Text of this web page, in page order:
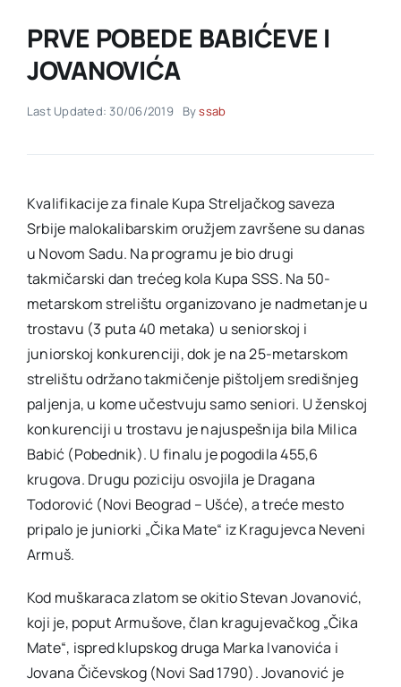
Akti SSAB
Kontakt
PRVE POBEDE BABIĆEVE I
JOVANOVIĆA
Last Updated: 30/06/2019 Byssab
Kvalifikacije za finale Kupa Streljačkog saveza
Srbije malokalibarskim oružjem završene su danas
u Novom Sadu. Na programu je bio drugi
takmičarski dan trećeg kola Kupa SSS. Na 50-
metarskom strelištu organizovano je nadmetanje u
trostavu (3 puta 40 metaka) u seniorskoj i
juniorskoj konkurenciji, dok je na 25-metarskom
strelištu održano takmičenje pištoljem središnjeg
paljenja, u kome učestvuju samo seniori. U ženskoj
konkurenciji u trostavu je najuspešnija bila Milica
Babić (Pobednik). U finalu je pogodila 455,6
krugova. Drugu poziciju osvojila je Dragana
Todorović (Novi Beograd – Ušće), a treće mesto
pripalo je juniorki „Čika Mate“ iz Kragujevca Neveni
Armuš.
Kod muškaraca zlatom se okitio Stevan Jovanović,
koji je, poput Armušove, član kragujevačkog „Čika
Mate“, ispred klupskog druga Marka Ivanovića i
Jovana Čičevskog (Novi Sad 1790). Jovanović je